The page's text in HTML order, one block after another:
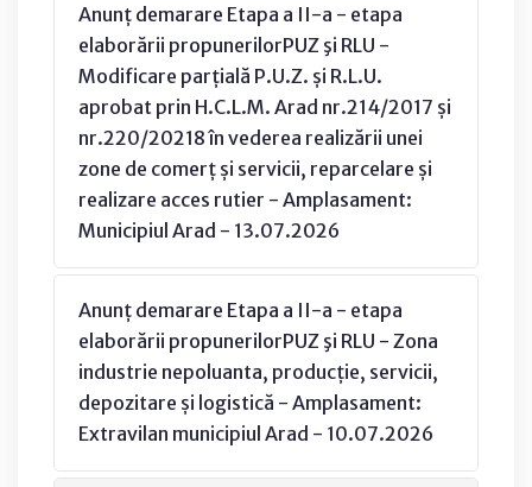
Anunț demarare Etapa a II-a - etapa
elaborării propunerilorPUZ şi RLU -
Modificare parțială P.U.Z. și R.L.U.
aprobat prin H.C.L.M. Arad nr.214/2017 și
nr.220/20218 în vederea realizării unei
zone de comerț și servicii, reparcelare și
realizare acces rutier - Amplasament:
Municipiul Arad - 13.07.2026
Anunț demarare Etapa a II-a - etapa
elaborării propunerilorPUZ şi RLU - Zona
industrie nepoluanta, producție, servicii,
depozitare și logistică - Amplasament:
Extravilan municipiul Arad - 10.07.2026